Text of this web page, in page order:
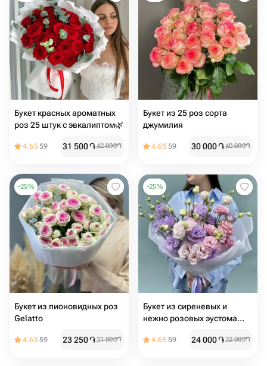
Букет красных ароматных
роз 25 штук с эвкалиптом🌿
4.6559 31 500֏42 000֏
Букет из 25 роз сорта
джумилия
4.6559 30 000֏40 000֏
-25%
Букет из пионовидных роз
Gelatto
4.6559 23 250֏31 000֏
-25%
Букет из сиреневых и
нежно розовых эустома
4.6559 24 000֏32 000֏